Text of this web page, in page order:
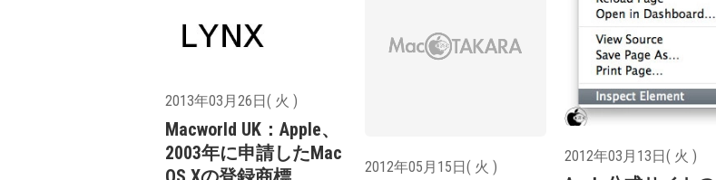
2013年03月26日( 火 )
Macworld UK：Apple、
2003年に申請したMac
2012年05月15日( 火 )
2012年03月13日( 火 )